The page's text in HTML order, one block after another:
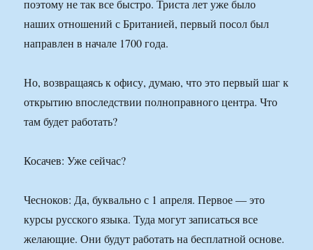
поэтому не так все быстро. Триста лет уже было
наших отношений с Британией, первый посол был
направлен в начале 1700 года.
Но, возвращаясь к офису, думаю, что это первый шаг к
открытию впоследствии полноправного центра. Что
там будет работать?
Косачев: Уже сейчас?
Чесноков: Да, буквально с 1 апреля. Первое — это
курсы русского языка. Туда могут записаться все
желающие. Они будут работать на бесплатной основе.